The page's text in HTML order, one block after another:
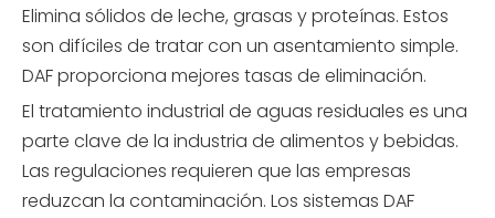
Elimina sólidos de leche, grasas y proteínas. Estos
son difíciles de tratar con un asentamiento simple.
DAF proporciona mejores tasas de eliminación.
El tratamiento industrial de aguas residuales es una
parte clave de la industria de alimentos y bebidas.
Las regulaciones requieren que las empresas
reduzcan la contaminación. Los sistemas DAF